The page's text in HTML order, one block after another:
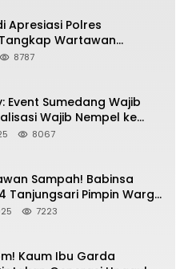
Apresiasi Polres
Wartawan
Kades
8787
Event Sumedang Wajib
Wajib Nempel ke
8067
Sampah! Babinsa
Tanjungsari Pimpin Warga
Gorong & Plastik
7223
Kaum Ibu Garda